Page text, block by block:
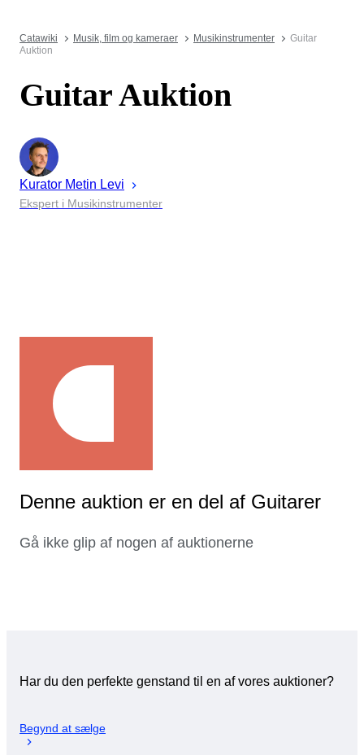
Catawiki Musik, film og kameraer Musikinstrumenter
Guitar
Auktion
Guitar Auktion
Kurator Metin Levi
Ekspert i Musikinstrumenter
Denne auktion er en del af Guitarer
Gå ikke glip af nogen af auktionerne
Har du den perfekte genstand til en af vores auktioner?
Begynd at sælge